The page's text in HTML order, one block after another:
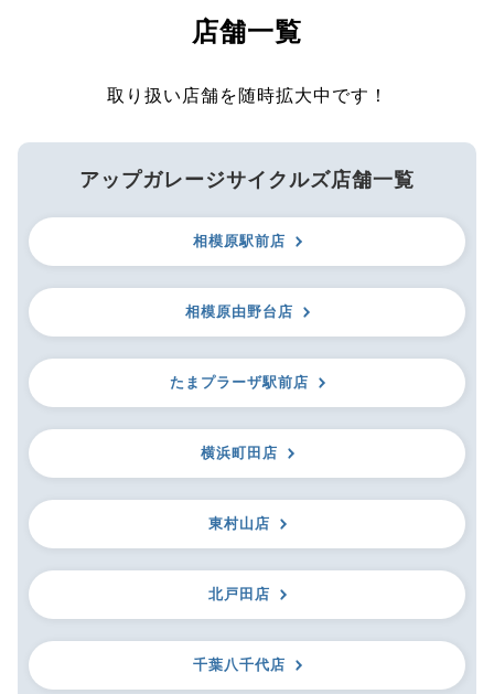
店舗一覧
取り扱い店舗を随時拡大中です！
アップガレージサイクルズ店舗一覧
相模原駅前店
相模原由野台店
たまプラーザ駅前店
横浜町田店
東村山店
北戸田店
千葉八千代店